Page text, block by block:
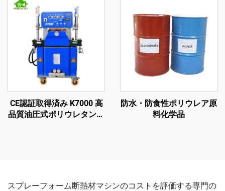
CE認証取得済み K7000 高
品質油圧式ポリウレタンお
防水・防食性ポリウレア原
料化学品
スプレーフォーム断熱材マシンのコストを評価する専門の